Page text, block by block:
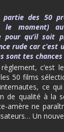
des 50
le moment)
pour qu’il soit
rude car
sont tes chances
règlement, c’est
50 films
ce
de qualité à la
amère ne
Un